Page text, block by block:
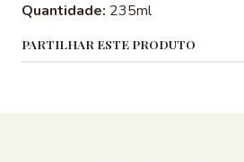
Quantidade: 235ml
PARTILHAR ESTE PRODUTO